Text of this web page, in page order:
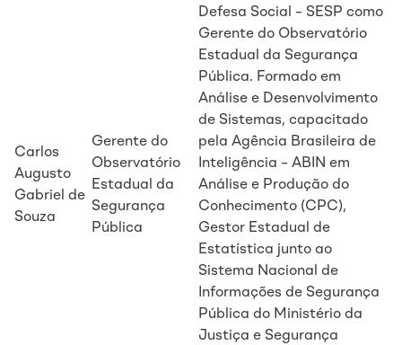
Carlos
Augusto
Gabriel de
Souza
Gerente do
Observatório
Estadual da
Segurança
Pública
Defesa Social – SESP como
Gerente do Observatório
Estadual da Segurança
Pública. Formado em
Análise e Desenvolvimento
de Sistemas, capacitado
pela Agência Brasileira de
Inteligência – ABIN em
Análise e Produção do
Conhecimento (CPC),
Gestor Estadual de
Estatística junto ao
Sistema Nacional de
Informações de Segurança
Pública do Ministério da
Justiça e Segurança